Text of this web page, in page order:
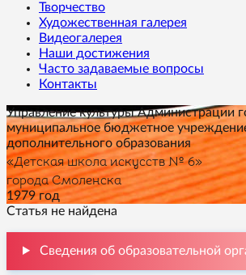
Творчество
Художественная галерея
Видеогалерея
Наши достижения
Часто задаваемые вопросы
Контакты
Управление культуры Администрации
муниципальное бюджетное
дополнительного образования
«Детская школа искусств № 6»
города Смоленска
1979 год
Статья не найдена
Сведения об образовательной